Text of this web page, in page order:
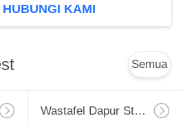
Lama
HUBUNGI KAMI
Semua
Wastafel Dapur Stainless Steel Tingkat Atas